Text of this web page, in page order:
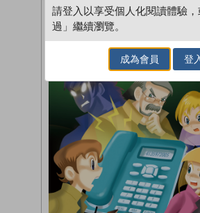
請登入以享受個人化閱讀體驗
過」繼續瀏覽。
成為會員 登